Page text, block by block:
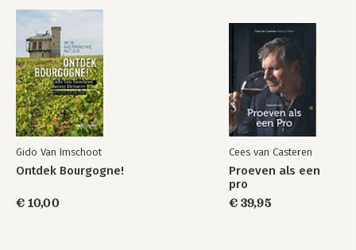
Gido Van Imschoot
Ontdek Bourgogne!
€ 10,00
Cees van Casteren
Proeven als een
pro
€ 39,95